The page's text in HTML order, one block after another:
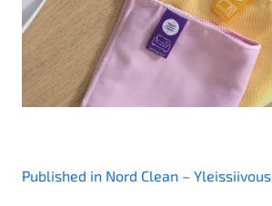
Artikkelien
selaus
Published in Nord Clean – Yleissiivous